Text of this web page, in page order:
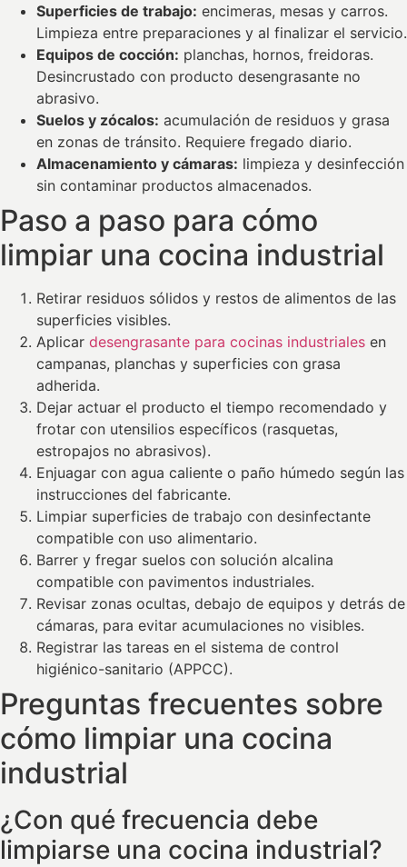
Superficies de trabajo: encimeras, mesas y carros.
Limpieza entre preparaciones y al finalizar el servicio.
Equipos de cocción: planchas, hornos, freidoras.
Desincrustado con producto desengrasante no
abrasivo.
Suelos y zócalos: acumulación de residuos y grasa
en zonas de tránsito. Requiere fregado diario.
Almacenamiento y cámaras: limpieza y desinfección
sin contaminar productos almacenados.
Paso a paso para cómo
limpiar una cocina industrial
Retirar residuos sólidos y restos de alimentos de las
superficies visibles.
Aplicar desengrasante para cocinas industriales en
campanas, planchas y superficies con grasa
adherida.
Dejar actuar el producto el tiempo recomendado y
frotar con utensilios específicos (rasquetas,
estropajos no abrasivos).
Enjuagar con agua caliente o paño húmedo según las
instrucciones del fabricante.
Limpiar superficies de trabajo con desinfectante
compatible con uso alimentario.
Barrer y fregar suelos con solución alcalina
compatible con pavimentos industriales.
Revisar zonas ocultas, debajo de equipos y detrás de
cámaras, para evitar acumulaciones no visibles.
Registrar las tareas en el sistema de control
higiénico-sanitario (APPCC).
Preguntas frecuentes sobre
cómo limpiar una cocina
industrial
¿Con qué frecuencia debe
limpiarse una cocina industrial?